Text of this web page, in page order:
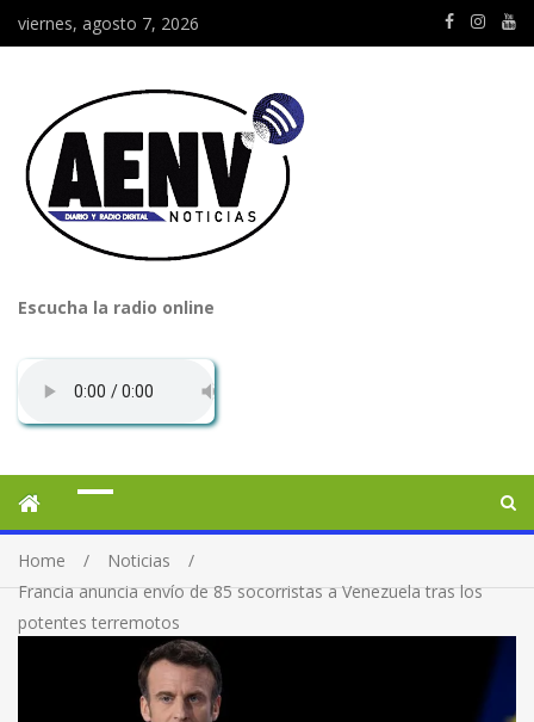
viernes, agosto 7, 2026
Escucha la radio online
Home
Noticias
Francia anuncia envío de 85 socorristas a Venezuela tras los
potentes terremotos